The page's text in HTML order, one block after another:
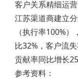
客户关系精细运营
江苏渠道商建立
（执行率100%
比32%，客户流
贡献率同比增长
参考资料：